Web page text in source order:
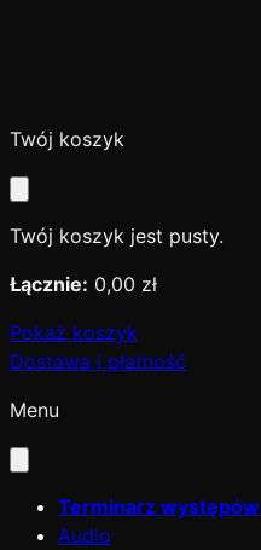
Twój koszyk
Twój koszyk jest pusty.
Łącznie: 0,00 zł
Pokaż koszyk
Dostawa i płatność
Menu
Terminarz występów
Audio